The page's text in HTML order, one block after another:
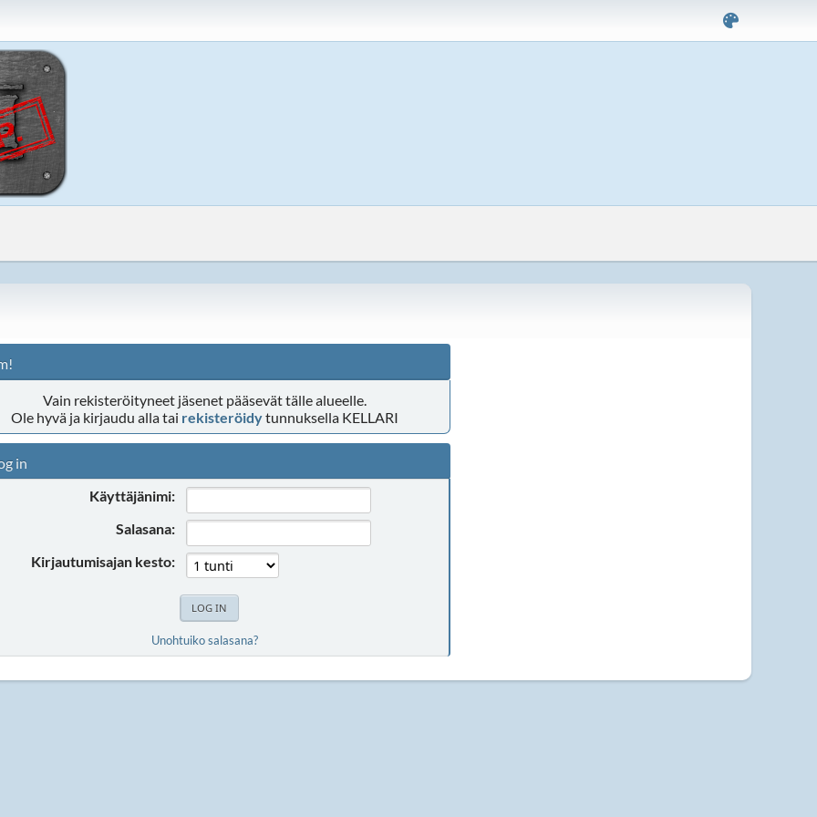
Vain rekisteröityneet jäsenet pääsevät tälle alueelle.
Ole hyvä ja kirjaudu alla tai rekisteröidytunnuksella KELLARI
in
Käyttäjänimi:
Salasana:
Kirjautumisajan kesto:
Unohtuiko salasana?